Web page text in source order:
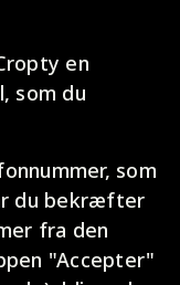
en
som du
som
du bekræfter
fra den
"Accepter"